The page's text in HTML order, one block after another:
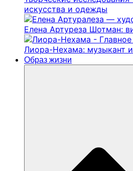
искусства и одежды
Елена Артуреза Шотман:
Лиора-Нехама: музыкант
Образ жизни